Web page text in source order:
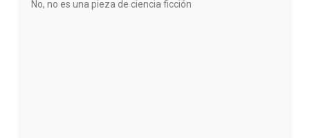
No, no es una pieza de ciencia ficción